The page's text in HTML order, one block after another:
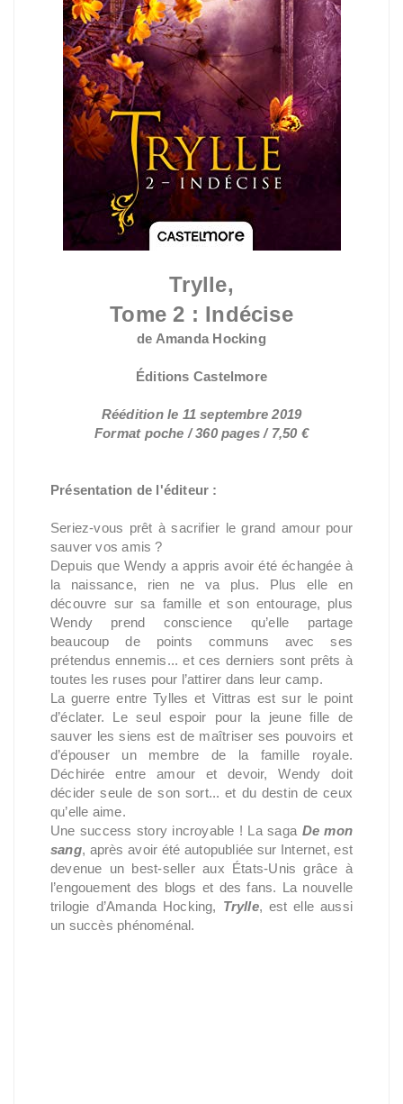
Trylle,
Tome 2 : Indécise
de Amanda Hocking
Éditions Castelmore
Réédition le 11 septembre 2019
Format poche / 360 pages / 7,50 €
Présentation de l'éditeur :
Seriez-vous prêt à sacrifier le grand amour pour
sauver vos amis ?
Depuis que Wendy a appris avoir été échangée à
la naissance, rien ne va plus. Plus elle en
découvre sur sa famille et son entourage, plus
Wendy prend conscience qu’elle partage
beaucoup de points communs avec ses
prétendus ennemis... et ces derniers sont prêts à
toutes les ruses pour l’attirer dans leur camp.
La guerre entre Tylles et Vittras est sur le point
d’éclater. Le seul espoir pour la jeune fille de
sauver les siens est de maîtriser ses pouvoirs et
d’épouser un membre de la famille royale.
Déchirée entre amour et devoir, Wendy doit
décider seule de son sort... et du destin de ceux
qu’elle aime.
Une success story incroyable ! La saga De mon
sang, après avoir été autopubliée sur Internet, est
devenue un best-seller aux États-Unis grâce à
l’engouement des blogs et des fans. La nouvelle
trilogie d’Amanda Hocking, Trylle, est elle aussi
un succès phénoménal.